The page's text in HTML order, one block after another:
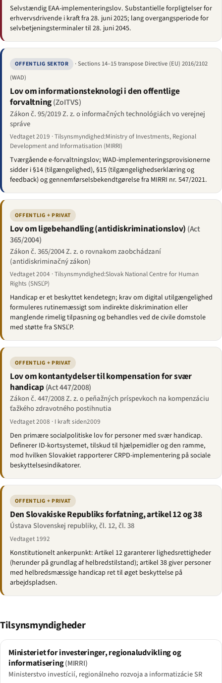
Selvstændig EAA-implementeringslov. Substantielle forpligtelser for
erhvervsdrivende i kraft fra 28. juni 2025; lang overgangsperiode for
selvbetjeningsterminaler til 28. juni 2045.
OFFENTLIG SEKTOR
· Sections 14–15 transpose Directive (EU) 2016/2102
(WAD)
Lov om informationsteknologi i den offentlige
forvaltning(ZoITVS)
Zákon č. 95/2019 Z. z. o informačných technológiách vo verejnej
správe
Vedtaget 2019 · Tilsynsmyndighed:Ministry of Investments, Regional
Development and Informatisation (MIRRI)
Tværgående e-forvaltningslov; WAD-implementeringsprovisionerne
sidder i §14 (tilgængelighed), §15 (tilgængelighedserklæring og
feedback) og gennemførselsbekendtgørelse fra MIRRI nr. 547/2021.
OFFENTLIG + PRIVAT
Lov om ligebehandling (antidiskriminationslov) (Act
365/2004)
Zákon č. 365/2004 Z. z. o rovnakom zaobchádzaní
(antidiskriminačný zákon)
Vedtaget 2004 · Tilsynsmyndighed:Slovak National Centre for Human
Rights (SNSĽP)
Handicap er et beskyttet kendetegn; krav om digital utilgængelighed
formuleres rutinemæssigt som indirekte diskrimination eller
manglende rimelig tilpasning og behandles ved de civile domstole
med støtte fra SNSĽP.
OFFENTLIG + PRIVAT
Lov om kontantydelser til kompensation for svær
handicap(Act 447/2008)
Zákon č. 447/2008 Z. z. o peňažných príspevkoch na kompenzáciu
ťažkého zdravotného postihnutia
Vedtaget 2008 · I kraft siden2009
Den primære socialpolitiske lov for personer med svær handicap.
Definerer ID-kortsystemet, tilskud til hjælpemidler og den ramme,
mod hvilken Slovakiet rapporterer CRPD-implementering på sociale
beskyttelsesindikatorer.
OFFENTLIG + PRIVAT
Den Slovakiske Republiks forfatning, artikel 12 og 38
Ústava Slovenskej republiky, čl. 12, čl. 38
Vedtaget 1992
Konstitutionelt ankerpunkt: Artikel 12 garanterer lighedsrettigheder
(herunder på grundlag af helbredstilstand); artikel 38 giver personer
med helbredsmæssige handicap ret til øget beskyttelse på
arbejdspladsen.
Tilsynsmyndigheder
Ministeriet for investeringer, regionaludvikling og
informatisering(MIRRI)
Ministerstvo investícií, regionálneho rozvoja a informatizácie SR